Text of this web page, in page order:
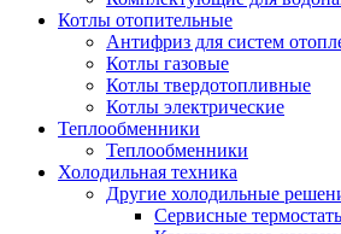
Котлы отопительные
Антифриз для систем
Котлы газовые
Котлы твердотопливные
Котлы электрические
Теплообменники
Теплообменники
Холодильная техника
Другие холодильные
Сервисные